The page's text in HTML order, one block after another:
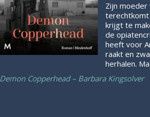
Zijn
terechtkomt
krijgt te
de
heeft voor
raakt en
herhalen.
Demon Copperhead – Barbara Kingsolver